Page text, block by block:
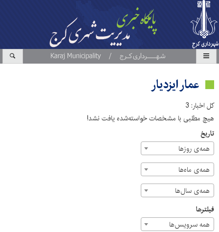
عمار ایزدیار
کل اخبار: 3
هیچ مطلبی با مشخصات خواسته‌شده یافت نشد!
تاریخ
همه‌ی روزها
همه‌ی ماه‌ها
همه‌ی سال‌ها
فیلترها
همه سرویس‌ها